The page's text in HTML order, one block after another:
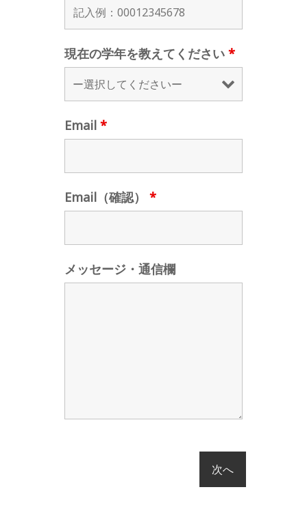
現在の学年を教えてください *
Email *
Email（確認） *
メッセージ・通信欄